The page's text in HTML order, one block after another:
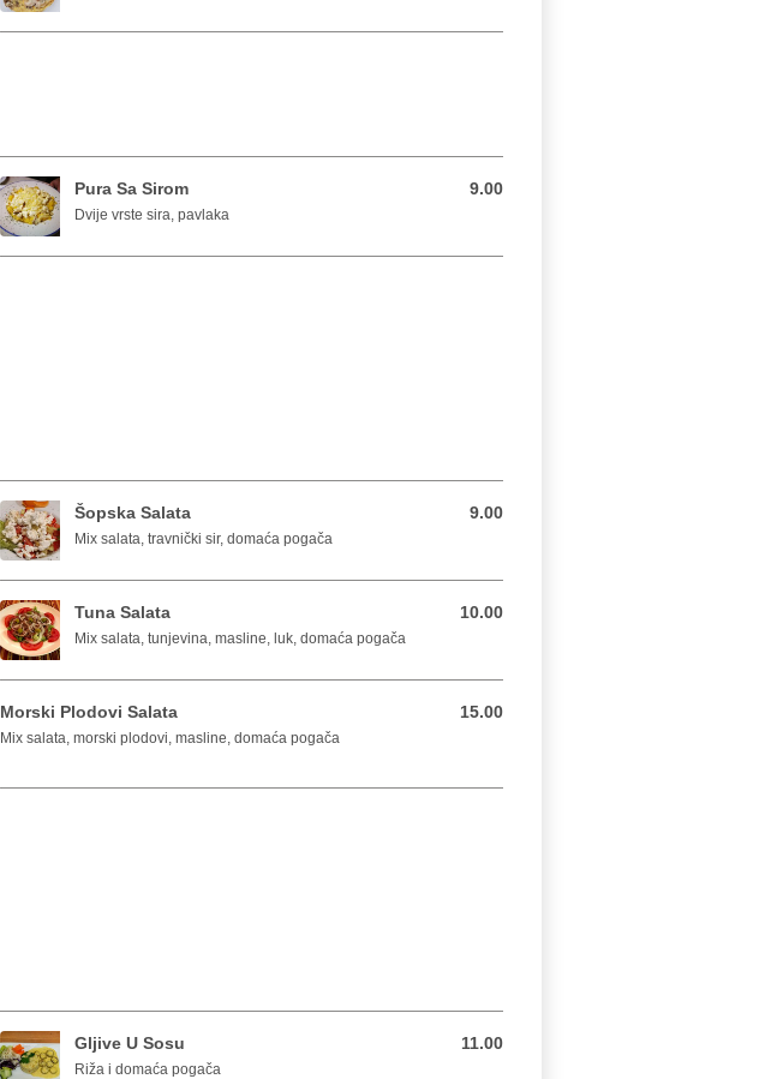
Pura Sa Sirom 9.00
9.00 BAM
Dvije vrste sira, pavlaka
Šopska Salata 9.00
9.00 BAM
Mix salata, travnički sir, domaća pogača
Tuna Salata 10.00
10.00 BAM
Mix salata, tunjevina, masline, luk, domaća pogača
Morski Plodovi Salata 15.00
15.00 BAM
Mix salata, morski plodovi, masline, domaća pogača
Gljive U Sosu 11.00
11.00 BAM
Riža i domaća pogača